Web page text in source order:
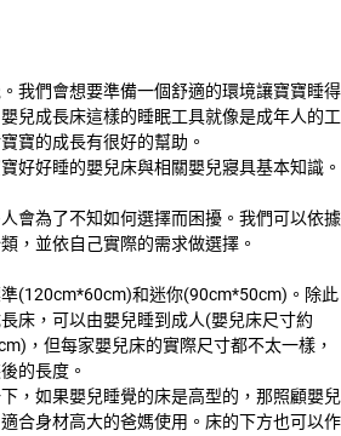
我們會想要準備一個舒適的環境讓寶寶睡得
兒成長床這樣的睡眠工具就像是成年人的工
寶的成長有很好的幫助。
好好睡的嬰兒床與相關嬰兒寢具基本知識。
會為了不知如何選擇而困擾。我們可以依據
，並依自己實際的需求做選擇。
(120cm*60cm)和迷你(90cm*50cm)。除此
床，可以由嬰兒睡到成人(嬰兒床尺寸約
，但每家嬰兒床的實際尺寸都不太一樣，
的長度。
，如果嬰兒睡覺的床是高型的，那照顧嬰兒
合身材高大的爸媽使用。床的下方也可以作